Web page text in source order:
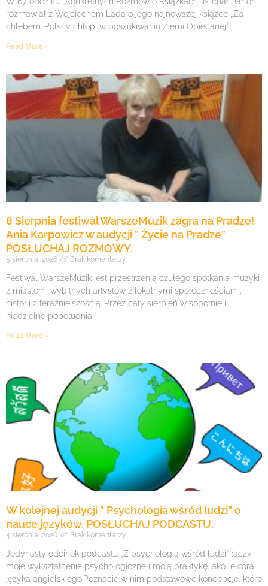
rozmawiał z Wojciechem Ladą o jego najnowszej książce „Za
chlebem. Polscy chłopi w poszukiwaniu Ziemi Obiecanej”,
Read More »
8 Sierpnia festiwal WarszeMuzik zagra na Pradze!
Ania Karpowicz w audycji ” Życie na Pradze”
POSŁUCHAJ ROZMOWY.
5 sierpnia, 2026 Brak komentarzy
Festiwal WarszeMuzik jest przestrzenią czułego spotkania muzyki
z miastem, wybitnych artystów z lokalnymi społecznościami,
historii z teraźniejszością. Przez cały sierpień w sobotnie i
niedzielne popołudnia
Read More »
W kolejnej audycji ” Psychologia wśród ludzi” o
nauce języków. POSŁUCHAJ PODCASTU.
4 sierpnia, 2026 Brak komentarzy
Jedynasty odcinek podcastu „Z psychologią wśród ludzi” łączy
moje wykształcenie psychologiczne i moją praktykę jako lektora
języka angielskiego.Poznacie w nim podstawowe koncepcje, które